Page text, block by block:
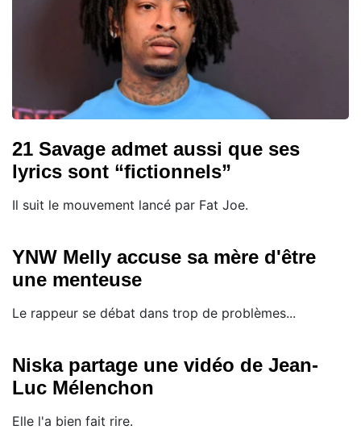
21 Savage admet aussi que ses
lyrics sont “fictionnels”
Il suit le mouvement lancé par Fat Joe.
YNW Melly accuse sa mère d'être
une menteuse
Le rappeur se débat dans trop de problèmes...
Niska partage une vidéo de Jean-
Luc Mélenchon
Elle l'a bien fait rire.